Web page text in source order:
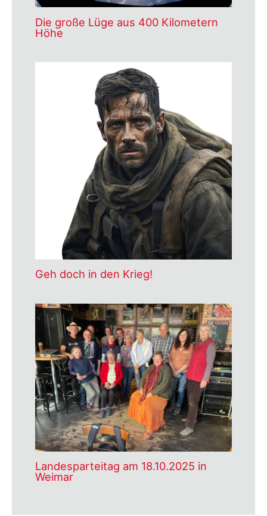
Die große Lüge aus 400 Kilometern
Höhe
Geh doch in den Krieg!
Landesparteitag am 18.10.2025 in
Weimar